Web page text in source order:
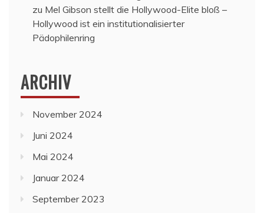
zu Mel Gibson stellt die Hollywood-Elite bloß –
Hollywood ist ein institutionalisierter
Pädophilenring
ARCHIV
November 2024
Juni 2024
Mai 2024
Januar 2024
September 2023